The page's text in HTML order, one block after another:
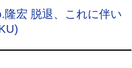
隆宏 脱退、これに伴い